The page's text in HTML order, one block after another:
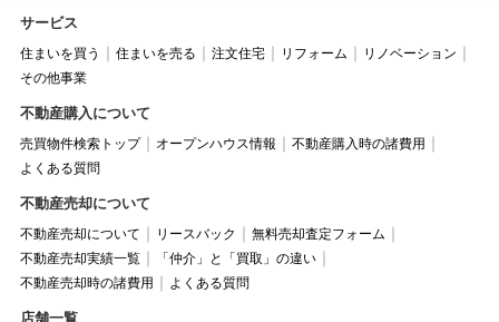
サービス
住まいを買う 住まいを売る 注文住宅 リフォーム
リノベーション
その他事業
不動産購入について
売買物件検索トップ オープンハウス情報
不動産購入時の諸費用
よくある質問
不動産売却について
不動産売却について リースバック
無料売却査定フォーム
不動産売却実績一覧
「仲介」と「買取」の違い
不動産売却時の諸費用
よくある質問
店舗一覧